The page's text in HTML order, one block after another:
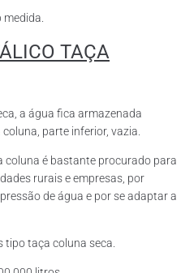
TAÇA
a água fica armazenada
parte inferior, vazia.
coluna é bastante procurado para
rurais e empresas, por
de água e por se adaptar a
tipo taça coluna seca.